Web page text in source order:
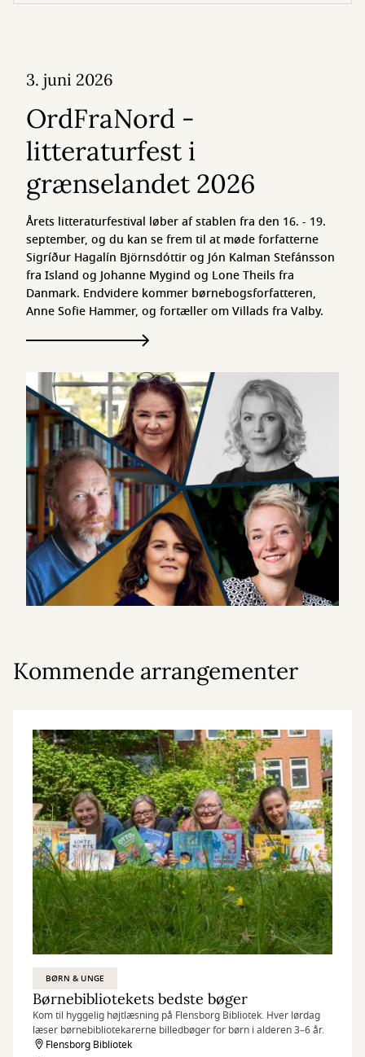
3. juni 2026
OrdFraNord -
litteraturfest i
grænselandet 2026
Årets litteraturfestival løber af stablen fra den 16. - 19.
september, og du kan se frem til at møde forfatterne
Sigríður Hagalín Björnsdóttir og Jón Kalman Stefánsson
fra Island og Johanne Mygind og Lone Theils fra
Danmark. Endvidere kommer børnebogsforfatteren,
Anne Sofie Hammer, og fortæller om Villads fra Valby.
Kommende arrangementer
BØRN & UNGE
Børnebibliotekets bedste bøger
Kom til hyggelig højtlæsning på Flensborg Bibliotek. Hver lørdag
læser børnebibliotekarerne billedbøger for børn i alderen 3–6 år.
Flensborg Bibliotek